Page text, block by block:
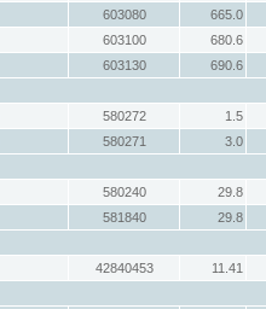
603080
665.0
603100
680.6
603130
690.6
580272
1.5
580271
3.0
580240
29.8
581840
29.8
42840453
11.41